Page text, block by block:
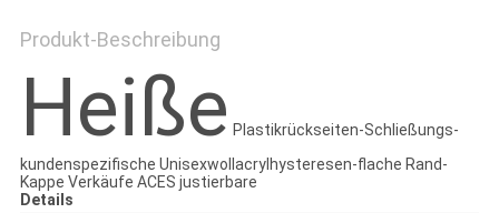
Produkt-Beschreibung
Heiße Plastikrückseiten-Schließungs-
kundenspezifische Unisexwollacrylhysteresen-flache Rand-
Kappe Verkäufe ACES justierbare
Details